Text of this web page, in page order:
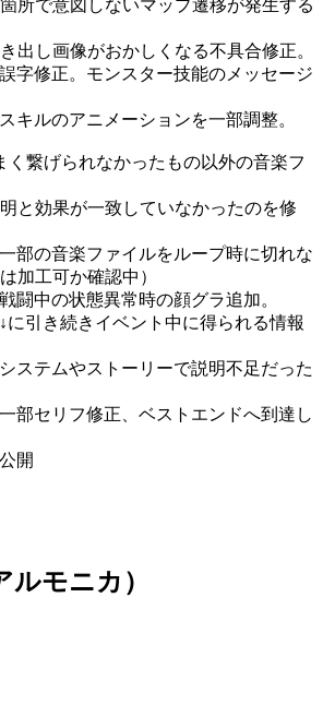
所で意図しないマップ遷移が発生する
出し画像がおかしくなる不具合修正。
字修正。モンスター技能のメッセージ
キルのアニメーションを一部調整。
繋げられなかったもの以外の音楽フ
と効果が一致していなかったのを修
部の音楽ファイルをループ時に切れな
加工可か確認中）
闘中の状態異常時の顔グラ追加。
に引き続きイベント中に得られる情報
ステムやストーリーで説明不足だった
部セリフ修正、ベストエンドへ到達し
開
モニカ）